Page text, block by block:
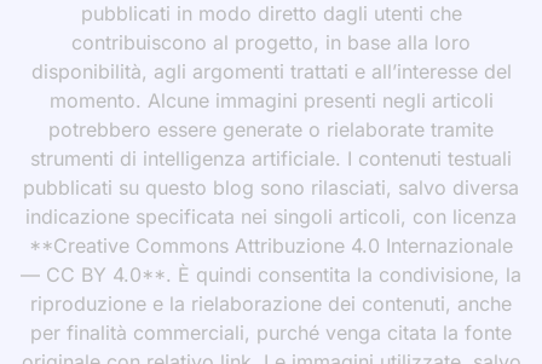
pubblicati in modo diretto dagli utenti che
contribuiscono al progetto, in base alla loro
disponibilità, agli argomenti trattati e all’interesse del
momento. Alcune immagini presenti negli articoli
potrebbero essere generate o rielaborate tramite
strumenti di intelligenza artificiale. I contenuti testuali
pubblicati su questo blog sono rilasciati, salvo diversa
indicazione specificata nei singoli articoli, con licenza
**Creative Commons Attribuzione 4.0 Internazionale
— CC BY 4.0**. È quindi consentita la condivisione, la
riproduzione e la rielaborazione dei contenuti, anche
per finalità commerciali, purché venga citata la fonte